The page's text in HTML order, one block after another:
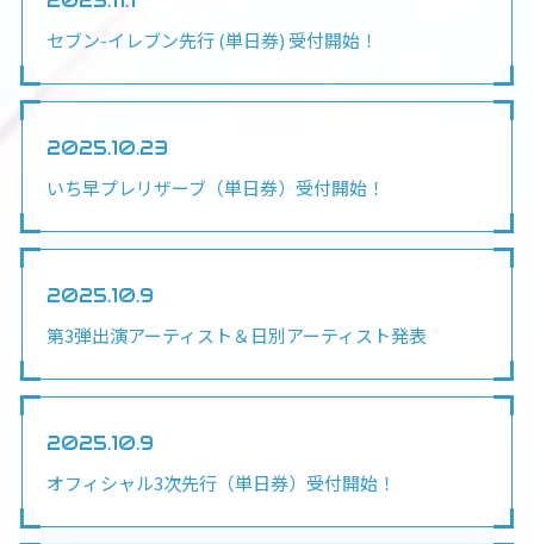
セブン-イレブン先行 (単日券) 受付開始！
2025.10.23
いち早プレリザーブ（単日券）受付開始！
2025.10.9
第3弾出演アーティスト＆日別アーティスト発表
2025.10.9
オフィシャル3次先行（単日券）受付開始！